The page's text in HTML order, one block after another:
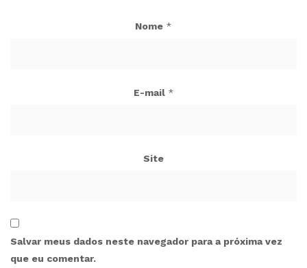
Nome *
E-mail *
Site
Salvar meus dados neste navegador para a próxima vez
que eu comentar.